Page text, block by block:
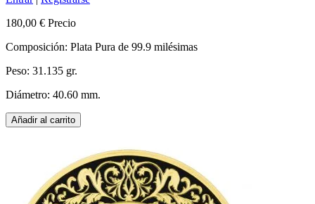
180,00 € Precio
Composición: Plata Pura de 99.9 milésimas
Peso: 31.135 gr.
Diámetro: 40.60 mm.
Añadir al carrito